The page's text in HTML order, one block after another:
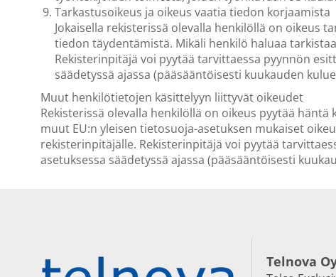
Tarkastusoikeus ja oikeus vaatia tiedon korjaamista
Jokaisella rekisterissä olevalla henkilöllä on
tiedon täydentämistä. Mikäli henkilö haluaa
Rekisterinpitäjä voi pyytää tarvittaessa pyynnön
säädetyssä ajassa (pääsääntöisesti kuukauden
Muut henkilötietojen käsittelyyn liittyvät oikeudet
Rekisterissä olevalla henkilöllä on oikeus pyytää
muut EU:n yleisen tietosuoja-asetuksen mukaiset
rekisterinpitäjälle. Rekisterinpitäjä voi pyytää
asetuksessa säädetyssä ajassa (pääsääntöisesti
Telnova